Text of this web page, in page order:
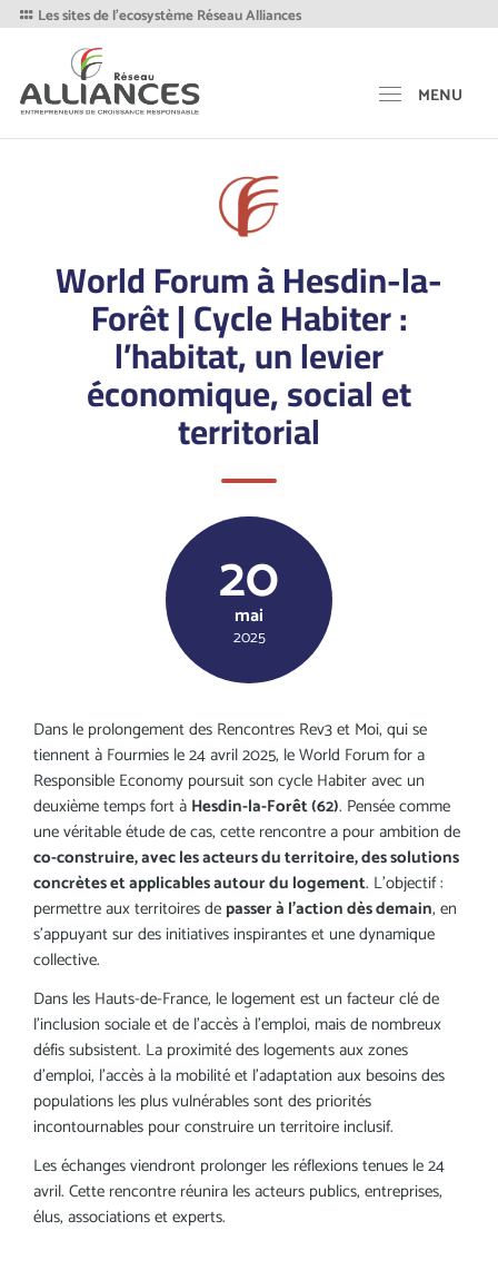
Les sites de l'ecosystème Réseau Alliances
MENU
World Forum à Hesdin-la-
Forêt | Cycle Habiter :
l’habitat, un levier
économique, social et
territorial
20
mai
2025
Dans le prolongement des Rencontres Rev3 et Moi, qui se
tiennent à Fourmies le 24 avril 2025, le World Forum for a
Responsible Economy poursuit son cycle Habiter avec un
deuxième temps fort à Hesdin-la-Forêt (62). Pensée comme
une véritable étude de cas, cette rencontre a pour ambition de
co-construire, avec les acteurs du territoire, des solutions
concrètes et applicables autour du logement. L’objectif :
permettre aux territoires de passer à l’action dès demain, en
s’appuyant sur des initiatives inspirantes et une dynamique
collective.
Dans les Hauts-de-France, le logement est un facteur clé de
l’inclusion sociale et de l’accès à l’emploi, mais de nombreux
défis subsistent. La proximité des logements aux zones
d’emploi, l’accès à la mobilité et l’adaptation aux besoins des
populations les plus vulnérables sont des priorités
incontournables pour construire un territoire inclusif.
Les échanges viendront prolonger les réflexions tenues le 24
avril. Cette rencontre réunira les acteurs publics, entreprises,
élus, associations et experts.